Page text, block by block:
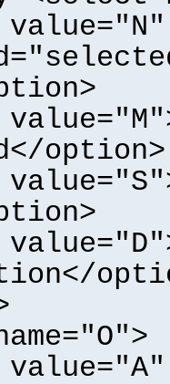
option>